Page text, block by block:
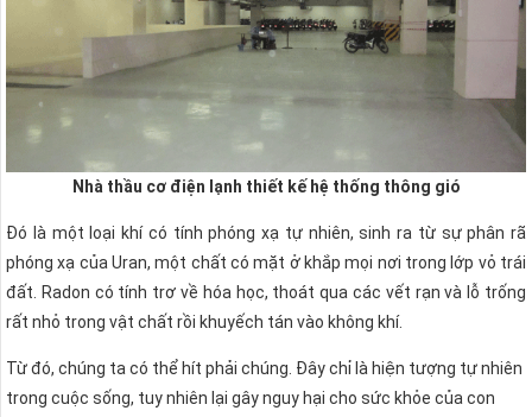
Nhà thầu cơ điện lạnh thiết kế hệ thống thông gió
Đó là một loại khí có tính phóng xạ tự nhiên, sinh ra từ sự phân rã
phóng xạ của Uran, một chất có mặt ở khắp mọi nơi trong lớp vỏ trái
đất. Radon có tính trơ về hóa học, thoát qua các vết rạn và lỗ trống
rất nhỏ trong vật chất rồi khuyếch tán vào không khí.
Từ đó, chúng ta có thể hít phải chúng. Đây chỉ là hiện tượng tự nhiên
trong cuộc sống, tuy nhiên lại gây nguy hại cho sức khỏe của con